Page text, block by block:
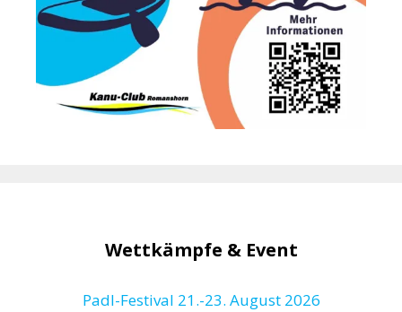
Wettkämpfe & Event
Padl-Festival 21.-23. August 2026